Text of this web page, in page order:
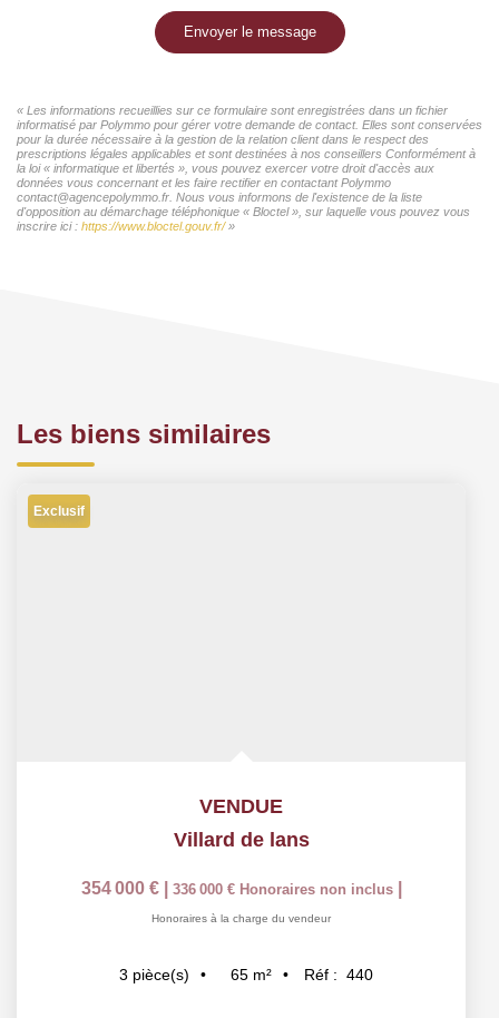
Envoyer le message
« Les informations recueillies sur ce formulaire sont enregistrées dans un fichier
informatisé par Polymmo pour gérer votre demande de contact. Elles sont conservées
pour la durée nécessaire à la gestion de la relation client dans le respect des
prescriptions légales applicables et sont destinées à nos conseillers Conformément à
la loi « informatique et libertés », vous pouvez exercer votre droit d'accès aux
données vous concernant et les faire rectifier en contactant Polymmo
contact@agencepolymmo.fr. Nous vous informons de l'existence de la liste
d'opposition au démarchage téléphonique « Bloctel », sur laquelle vous pouvez vous
inscrire ici : https://www.bloctel.gouv.fr/»
Les biens similaires
Exclusif
VENDUE
Villard de lans
354 000 € 336 000 € Honoraires non inclus
Honoraires à la charge du vendeur
3 pièce(s) 65 m² Réf : 440